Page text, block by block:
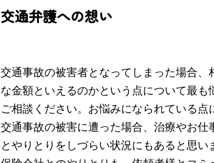
交通弁護への想い
交通事故の被害者となってしまった場合
な金額といえるのかという点について最
ご相談ください。お悩みになられている
交通事故の被害に遭った場合、治療やお
とやりとりをしづらい状況にもあると思